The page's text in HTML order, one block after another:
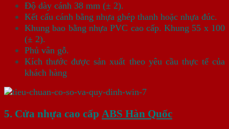
Độ dày cánh 38 mm (± 2).
Kết cấu cánh bằng nhựa ghép thanh hoặc nhựa đúc.
Khung bao bằng nhựa PVC cao cấp. Khung 55 x 100
(± 2).
Phủ vân gỗ.
Kích thước được sản xuất theo yêu cầu thực tế của
khách hàng
5. Cửa nhựa cao cấp ABS Hàn Quốc